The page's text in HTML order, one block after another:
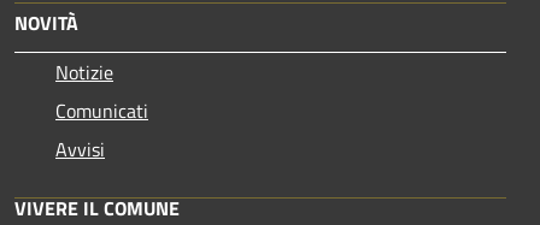
NOVITÀ
Notizie
Comunicati
Avvisi
VIVERE IL COMUNE